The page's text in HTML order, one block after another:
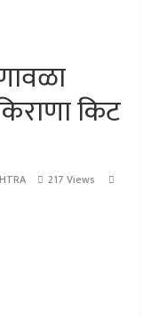
किट
217 Views